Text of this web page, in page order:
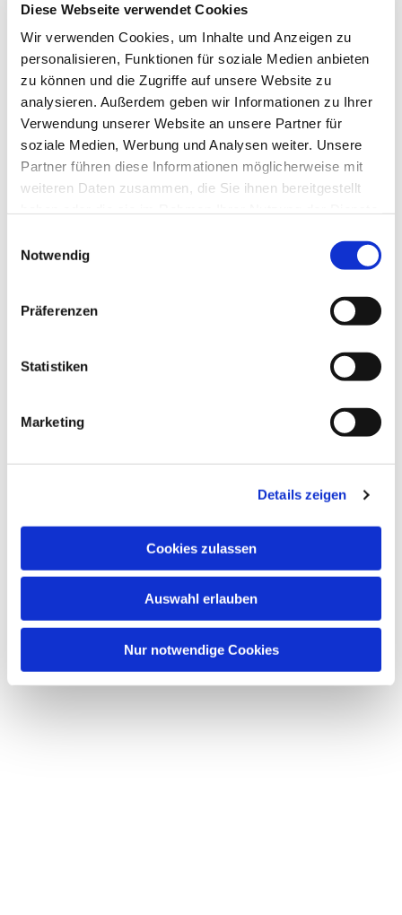
Diese Webseite verwendet Cookies
Wir verwenden Cookies, um Inhalte und Anzeigen zu
personalisieren, Funktionen für soziale Medien anbieten
zu können und die Zugriffe auf unsere Website zu
analysieren. Außerdem geben wir Informationen zu Ihrer
Verwendung unserer Website an unsere Partner für
soziale Medien, Werbung und Analysen weiter. Unsere
Partner führen diese Informationen möglicherweise mit
weiteren Daten zusammen, die Sie ihnen bereitgestellt
Notwendig
Präferenzen
Statistiken
Marketing
Details zeigen
Cookies zulassen
Auswahl erlauben
Nur notwendige Cookies
interessieren